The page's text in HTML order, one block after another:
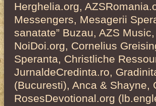
Herghelia.org,
Messengers, Mesagerii
sanatate” Buzau, AZS
NoiDoi.org, Cornelius
Speranta, Christliche
JurnaldeCredinta.ro,
(Bucuresti), Anca & Shayne,
RosesDevotional.org